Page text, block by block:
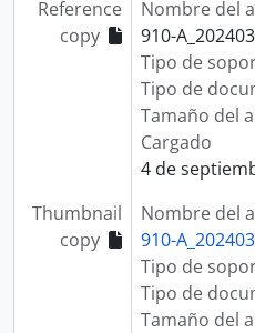
Reference
copy
Nombre del
910-
Tipo de
Tipo de
Tamaño del
Cargado
4 de
Thumbnail
copy
Nombre del
910-
Tipo de
Tipo de
Tamaño del